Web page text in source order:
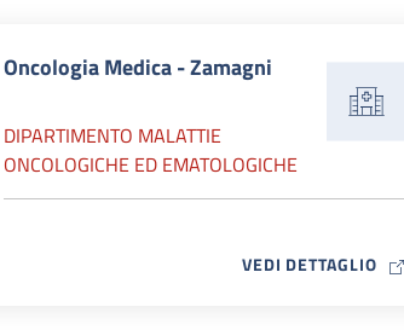
Oncologia Medica - Zamagni
DIPARTIMENTO MALATTIE
ONCOLOGICHE ED EMATOLOGICHE
VEDI DETTAGLIO